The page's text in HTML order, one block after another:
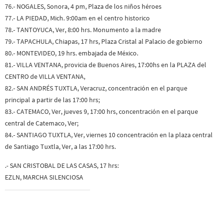
76.- NOGALES, Sonora, 4 pm, Plaza de los niños héroes
77.- LA PIEDAD, Mich. 9:00am en el centro historico
78.- TANTOYUCA, Ver, 8:00 hrs. Monumento a la madre
79.- TAPACHULA, Chiapas, 17 hrs, Plaza Cristal al Palacio de gobierno
80.- MONTEVIDEO, 19 hrs. embajada de México.
81.- VILLA VENTANA, provicia de Buenos Aires, 17:00hs en la PLAZA del
CENTRO de VILLA VENTANA,
82.- SAN ANDRÉS TUXTLA, Veracruz, concentración en el parque
principal a partir de las 17:00 hrs;
83.- CATEMACO, Ver, jueves 9, 17:00 hrs, concentración en el parque
central de Catemaco, Ver;
84.- SANTIAGO TUXTLA, Ver, viernes 10 concentración en la plaza central
de Santiago Tuxtla, Ver, a las 17:00 hrs.
.- SAN CRISTOBAL DE LAS CASAS, 17 hrs:
EZLN, MARCHA SILENCIOSA